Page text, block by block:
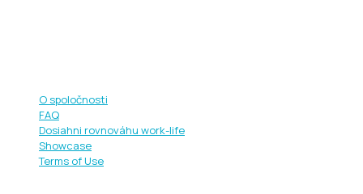
O spoločnosti
FAQ
Dosiahni rovnováhu work-life
Showcase
Terms of Use